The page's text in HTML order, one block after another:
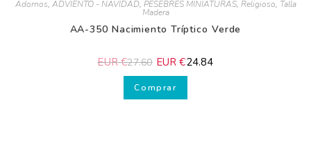
Adornos ,ADVIENTO - NAVIDAD,PESEBRES MINIATURAS ,Religioso
Talla Madera
AA-350 Nacimiento Tríptico Verde
EUR €27.60 EUR €24.84
Comprar